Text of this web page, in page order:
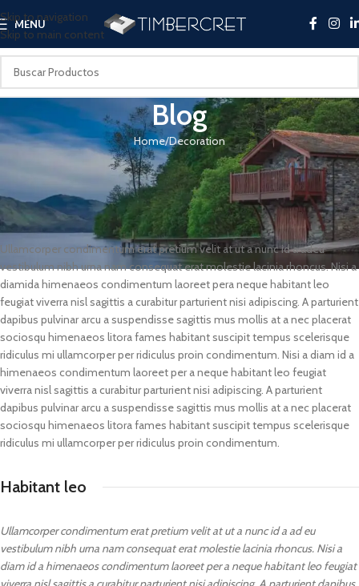
Skip to navigation
Skip to main content
MENU
Blog
Home Decoration
DECORATION
New home decor from John Doerson
c0mpc On 16/06/2017
Ullamcorper condimentum erat pretium velit at ut a nunc id a adeu
vestibulum nibh urna nam consequat erat molestie lacinia rhoncus. Nisi a
diamida himenaeos condimentum laoreet pera neque habitant leo
feugiat viverra nisl sagittis a curabitur parturient nisi adipiscing. A parturient
dapibus pulvinar arcu a suspendisse sagittis mus mollis at a nec placerat
sociosqu himenaeos litora fames habitant suscipit tempus scelerisque
ridiculus mi ullamcorper per ridiculus proin condimentum. Nisi a diam id a
himenaeos condimentum laoreet per a neque habitant leo feugiat
viverra nisl sagittis a curabitur parturient nisi adipiscing. A parturient
dapibus pulvinar arcu a suspendisse sagittis mus mollis at a nec placerat
sociosqu himenaeos litora fames habitant suscipit tempus scelerisque
ridiculus mi ullamcorper per ridiculus proin condimentum.
Habitant leo
Ullamcorper condimentum erat pretium velit at ut a nunc id a ad eu
vestibulum nibh urna nam consequat erat molestie lacinia rhoncus. Nisi a
diam id a himenaeos condimentum laoreet per a neque habitant leo feugiat